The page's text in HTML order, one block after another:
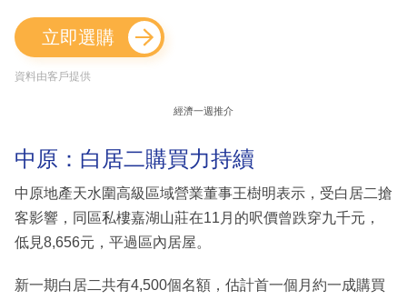
立即選購
資料由客戶提供
經濟一週推介
中原：白居二購買力持續
中原地產天水圍高級區域營業董事王樹明表示，受白居二搶
客影響，同區私樓嘉湖山莊在11月的呎價曾跌穿九千元，
低見8,656元，平過區內居屋。
新一期白居二共有4,500個名額，估計首一個月約一成購買